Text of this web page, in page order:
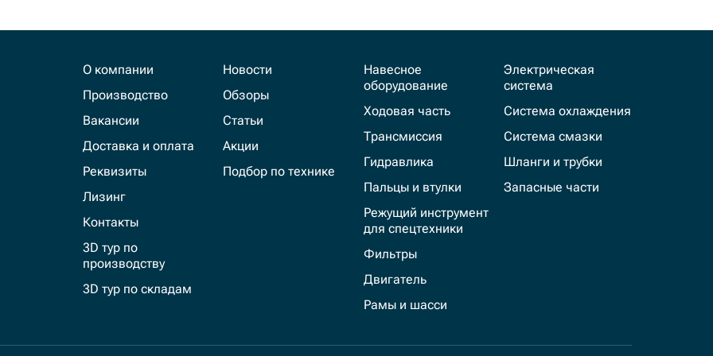
О компании
Производство
Вакансии
Доставка и оплата
Реквизиты
Лизинг
Контакты
3D тур по
производству
3D тур по складам
Новости
Обзоры
Статьи
Акции
Подбор по технике
Навесное
оборудование
Ходовая часть
Трансмиссия
Гидравлика
Пальцы и втулки
Режущий инструмент
для спецтехники
Фильтры
Двигатель
Рамы и шасси
Электрическая
система
Система охлаждения
Система смазки
Шланги и трубки
Запасные части